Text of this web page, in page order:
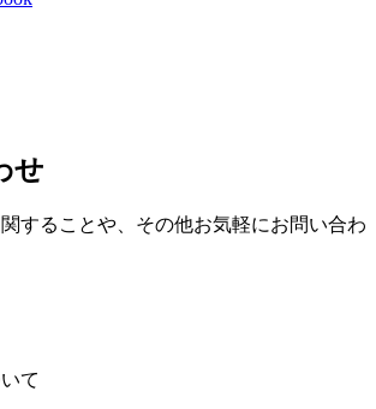
することや、その他お気軽にお問い合わ
て